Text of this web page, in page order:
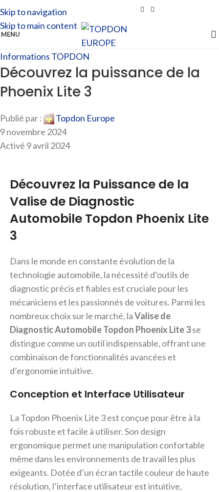
Skip to navigation
Skip to main content
MENU
Informations TOPDON
Découvrez la puissance de la
Phoenix Lite 3
Publié par :
Topdon Europe
9 novembre 2024
Activé 9 avril 2024
Découvrez la Puissance de la
Valise de Diagnostic
Automobile Topdon Phoenix Lite
3
Dans le monde en constante évolution de la
technologie automobile, la nécessité d’outils de
diagnostic précis et fiables est cruciale pour les
mécaniciens et les passionnés de voitures. Parmi les
nombreux choix sur le marché, laValise de
Diagnostic Automobile Topdon Phoenix Lite 3se
distingue comme un outil indispensable, offrant une
combinaison de fonctionnalités avancées et
d’ergonomie intuitive.
Conception et Interface Utilisateur
La Topdon Phoenix Lite 3 est conçue pour être à la
fois robuste et facile à utiliser. Son design
ergonomique permet une manipulation confortable
même dans les environnements de travail les plus
exigeants. Dotée d’un écran tactile couleur de haute
résolution, l’interface utilisateur est intuitive,